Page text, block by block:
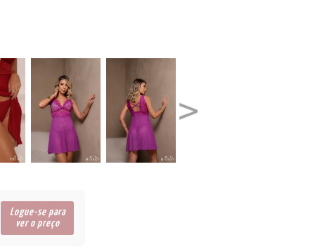
Logue-se para
ver o preço